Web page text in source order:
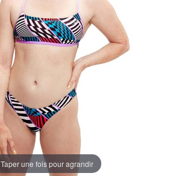
Taper une fois pour agrandir